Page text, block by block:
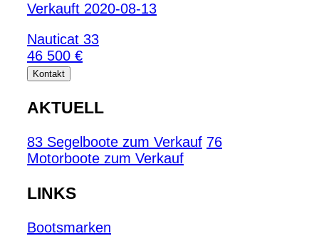
Verkauft 2020-08-13
Nauticat 33
46 500 €
Kontakt
AKTUELL
83 Segelboote zum Verkauf 76
Motorboote zum Verkauf
LINKS
Bootsmarken